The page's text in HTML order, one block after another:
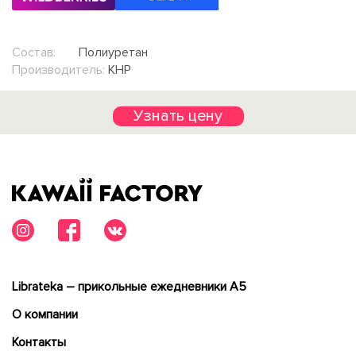
Состав:
Полиуретан
Производитель: КНР
Узнать цену
Librateka – прикольные ежедневники А5
О компании
Контакты